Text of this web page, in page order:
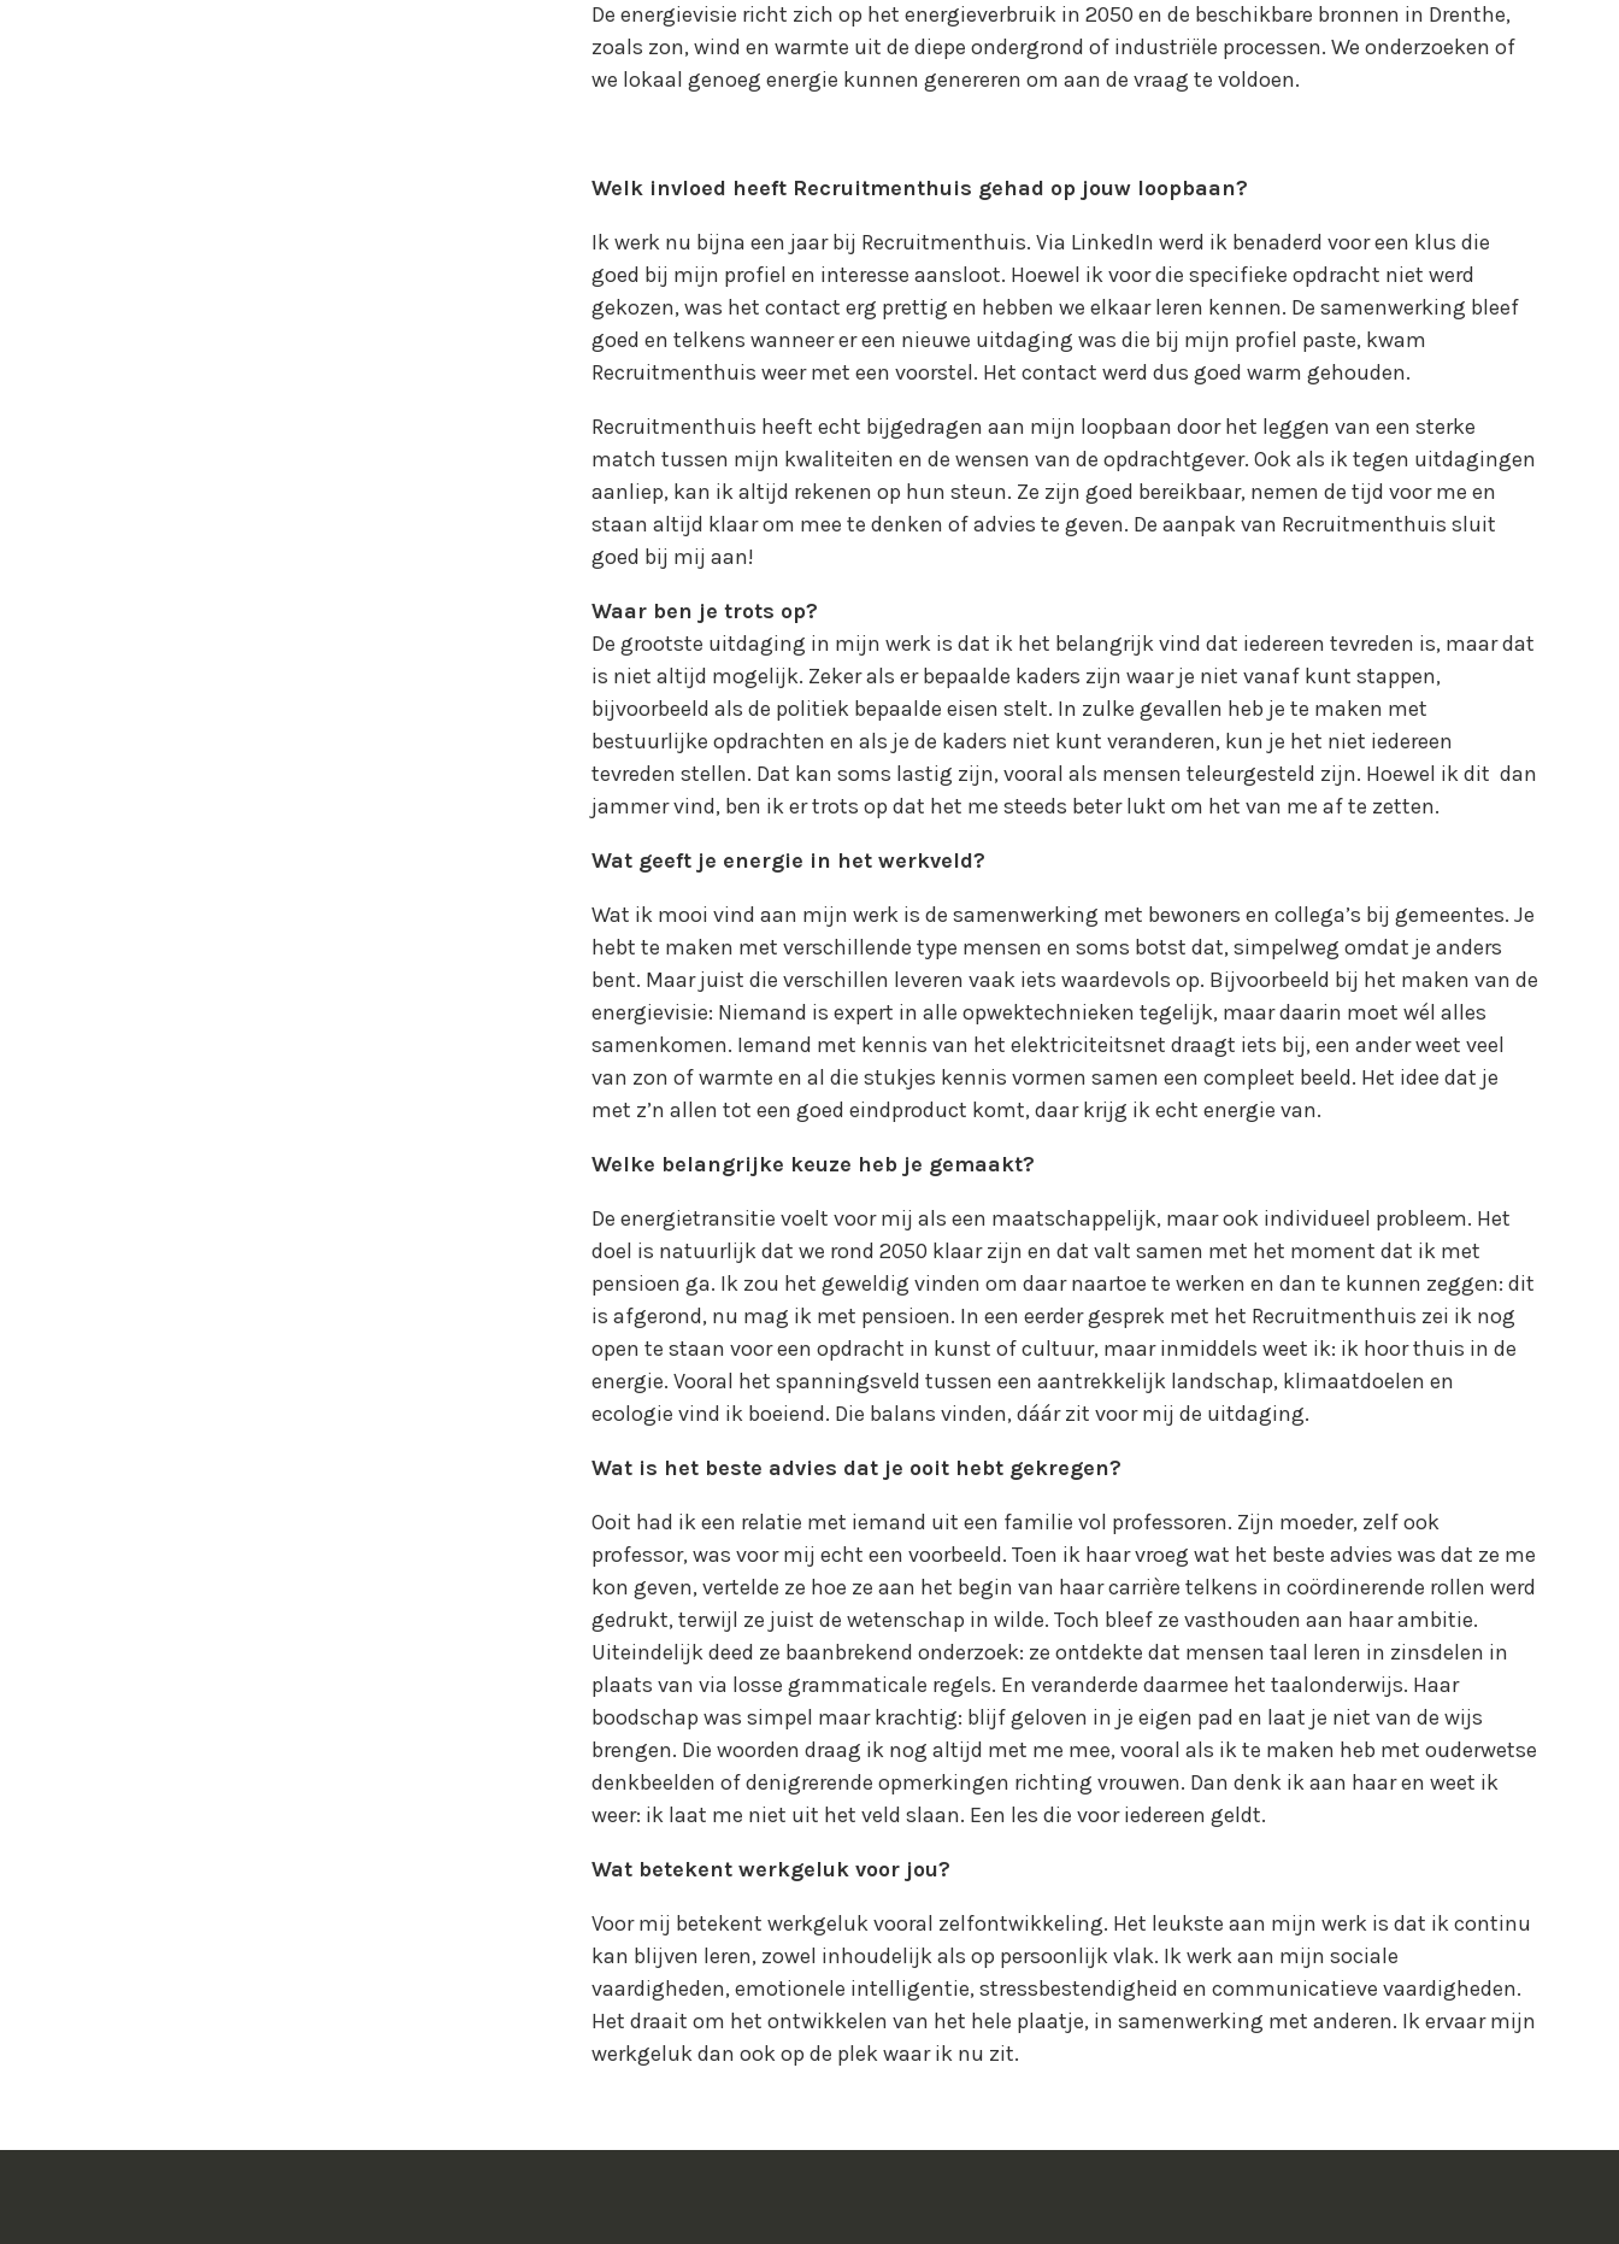
De energievisie richt zich op het energieverbruik in 2050 en de beschikbare bronnen in Drenthe,
zoals zon, wind en warmte uit de diepe ondergrond of industriële processen. We onderzoeken of
we lokaal genoeg energie kunnen genereren om aan de vraag te voldoen.
Welk invloed heeft Recruitmenthuis gehad op jouw loopbaan?
Ik werk nu bijna een jaar bij Recruitmenthuis. Via LinkedIn werd ik benaderd voor een klus die
goed bij mijn profiel en interesse aansloot. Hoewel ik voor die specifieke opdracht niet werd
gekozen, was het contact erg prettig en hebben we elkaar leren kennen. De samenwerking bleef
goed en telkens wanneer er een nieuwe uitdaging was die bij mijn profiel paste, kwam
Recruitmenthuis weer met een voorstel. Het contact werd dus goed warm gehouden.
Recruitmenthuis heeft echt bijgedragen aan mijn loopbaan door het leggen van een sterke
match tussen mijn kwaliteiten en de wensen van de opdrachtgever. Ook als ik tegen uitdagingen
aanliep, kan ik altijd rekenen op hun steun. Ze zijn goed bereikbaar, nemen de tijd voor me en
staan altijd klaar om mee te denken of advies te geven. De aanpak van Recruitmenthuis sluit
goed bij mij aan!
Waar ben je trots op?
De grootste uitdaging in mijn werk is dat ik het belangrijk vind dat iedereen tevreden is, maar dat
is niet altijd mogelijk. Zeker als er bepaalde kaders zijn waar je niet vanaf kunt stappen,
bijvoorbeeld als de politiek bepaalde eisen stelt. In zulke gevallen heb je te maken met
bestuurlijke opdrachten en als je de kaders niet kunt veranderen, kun je het niet iedereen
tevreden stellen. Dat kan soms lastig zijn, vooral als mensen teleurgesteld zijn. Hoewel ik dit dan
jammer vind, ben ik er trots op dat het me steeds beter lukt om het van me af te zetten.
Wat geeft je energie in het werkveld?
Wat ik mooi vind aan mijn werk is de samenwerking met bewoners en collega’s bij gemeentes. Je
hebt te maken met verschillende type mensen en soms botst dat, simpelweg omdat je anders
bent. Maar juist die verschillen leveren vaak iets waardevols op. Bijvoorbeeld bij het maken van de
energievisie: Niemand is expert in alle opwektechnieken tegelijk, maar daarin moet wél alles
samenkomen. Iemand met kennis van het elektriciteitsnet draagt iets bij, een ander weet veel
van zon of warmte en al die stukjes kennis vormen samen een compleet beeld. Het idee dat je
met z’n allen tot een goed eindproduct komt, daar krijg ik echt energie van.
Welke belangrijke keuze heb je gemaakt?
De energietransitie voelt voor mij als een maatschappelijk, maar ook individueel probleem. Het
doel is natuurlijk dat we rond 2050 klaar zijn en dat valt samen met het moment dat ik met
pensioen ga. Ik zou het geweldig vinden om daar naartoe te werken en dan te kunnen zeggen: dit
is afgerond, nu mag ik met pensioen. In een eerder gesprek met het Recruitmenthuis zei ik nog
open te staan voor een opdracht in kunst of cultuur, maar inmiddels weet ik: ik hoor thuis in de
energie. Vooral het spanningsveld tussen een aantrekkelijk landschap, klimaatdoelen en
ecologie vind ik boeiend. Die balans vinden, dáár zit voor mij de uitdaging.
Wat is het beste advies dat je ooit hebt gekregen?
Ooit had ik een relatie met iemand uit een familie vol professoren. Zijn moeder, zelf ook
professor, was voor mij echt een voorbeeld. Toen ik haar vroeg wat het beste advies was dat ze me
kon geven, vertelde ze hoe ze aan het begin van haar carrière telkens in coördinerende rollen werd
gedrukt, terwijl ze juist de wetenschap in wilde. Toch bleef ze vasthouden aan haar ambitie.
Uiteindelijk deed ze baanbrekend onderzoek: ze ontdekte dat mensen taal leren in zinsdelen in
plaats van via losse grammaticale regels. En veranderde daarmee het taalonderwijs. Haar
boodschap was simpel maar krachtig: blijf geloven in je eigen pad en laat je niet van de wijs
brengen. Die woorden draag ik nog altijd met me mee, vooral als ik te maken heb met ouderwetse
denkbeelden of denigrerende opmerkingen richting vrouwen. Dan denk ik aan haar en weet ik
weer: ik laat me niet uit het veld slaan. Een les die voor iedereen geldt.
Wat betekent werkgeluk voor jou?
Voor mij betekent werkgeluk vooral zelfontwikkeling. Het leukste aan mijn werk is dat ik continu
kan blijven leren, zowel inhoudelijk als op persoonlijk vlak. Ik werk aan mijn sociale
vaardigheden, emotionele intelligentie, stressbestendigheid en communicatieve vaardigheden.
Het draait om het ontwikkelen van het hele plaatje, in samenwerking met anderen. Ik ervaar mijn
werkgeluk dan ook op de plek waar ik nu zit.